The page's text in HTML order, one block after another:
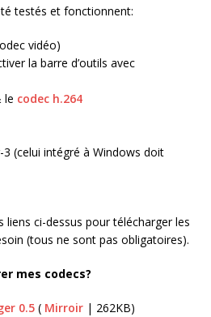
testés et fonctionnent:
vidéo)
la barre d’outils avec
le codec h.264
(celui intégré à Windows doit
liens ci-dessus pour télécharger les
(tous ne sont pas obligatoires).
mes codecs?
0.5 ( Mirroir | 262KB)